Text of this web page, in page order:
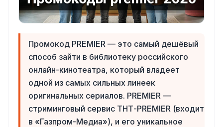
Промокод PREMIER — это самый дешёвый
способ зайти в библиотеку российского
онлайн-кинотеатра, который владеет
одной из самых сильных линеек
оригинальных сериалов. PREMIER —
стриминговый сервис ТНТ-PREMIER (входит
в «Газпром-Медиа»), и его уникальное